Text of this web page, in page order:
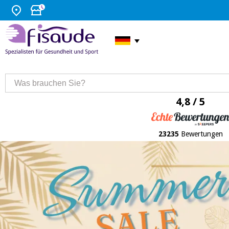
4,8 / 5
23235 Bewertungen